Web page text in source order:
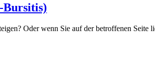
Bursitis)
Oder wenn Sie auf der betroffenen